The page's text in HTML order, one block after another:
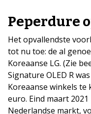
Peperdure
Het opvallendste
tot nu toe: de al
Koreaanse LG. (Zie
Signature OLED R
Koreaanse winkels te
euro. Eind maart
Nederlandse markt,